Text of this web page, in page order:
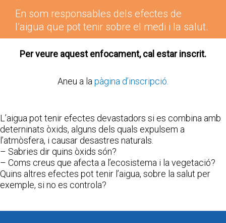
En som responsables dels efectes de
l’aigua que pot tenir sobre el medi i la salut.
Per veure aquest enfocament, cal estar inscrit.
Aneu a la pàgina d’inscripció.
L’aigua pot tenir efectes devastadors si es combina amb
deterninats òxids, alguns dels quals expulsem a
l’atmòsfera, i causar desastres naturals.
– Sabries dir quins òxids són?
– Coms creus que afecta a l’ecosistema i la vegetació?
Quins altres efectes pot tenir l’aigua, sobre la salut per
exemple, si no es controla?